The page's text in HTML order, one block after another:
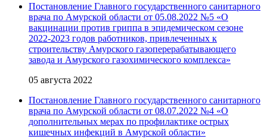
Постановление Главного государственного санитарного
врача по Амурской области от 05.08.2022 №5 «О
вакцинации против гриппа в эпидемическом сезоне
2022-2023 годов работников, привлеченных к
строительству Амурского газоперерабатывающего
завода и Амурского газохимического комплекса»
05 августа 2022
Постановление Главного государственного санитарного
врача по Амурской области от 08.07.2022 №4 «О
дополнительных мерах по профилактике острых
кишечных инфекций в Амурской области»